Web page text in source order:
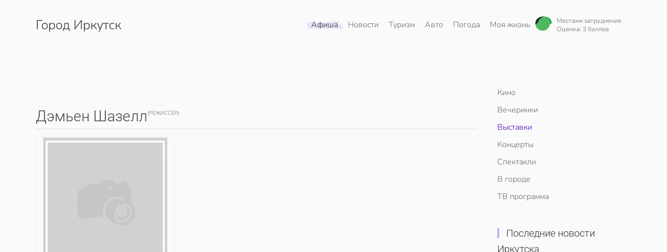
Перейти к содержимому
Город Иркутск Афиша Новости Туризм Авто Погода Моя жизнь
Местами затруднения
Оценка: 3 баллов
Дэмьен Шазелл (РЕЖИССЁР)
Кино
Вечеринки
Выставки
Концерты
Спектакли
В городе
ТВ программа
Последние новости
Иркутска